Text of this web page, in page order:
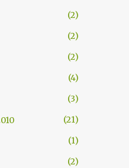
2
2
2
4
3
21
1
2